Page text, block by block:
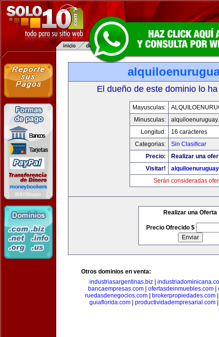
El dueño de este dominio lo
Mayusculas:
Minusculas:
Longitud:
16 caracteres
Categorias:
Sin Clasificar
Precio:
Realizar una
Visitar!
Serán consideradas
Realizar una Oferta
Precio Ofrecido $
Otros dominios en venta:
industriasargentinas.biz
bancaempresas.com
ofertasdeinmuebles.com
ruedasdenegocios.com| brokerpropiedades.com
guiaflorida.com| productividadempresarial.com